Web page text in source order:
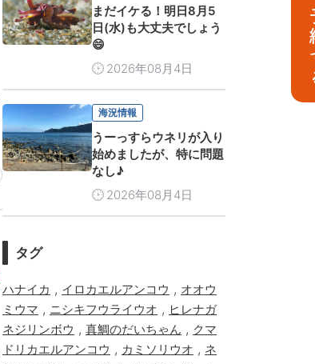
まだイケる！明日8月5
日(水)も大丈夫でしょう
😄
2026年08月4日
海況情報
うーっすらウネリが入り
始めましたが、特に問題
なし♪
2026年08月4日
タグ
ハナイカ , イロカエルアンコウ , オオウ
ミウマ , ニシキフウライウオ , ヒレナガ
ネジリンボウ , 真鯛のだいちゃん , クマ
ドリカエルアンコウ , カミソリウオ , ネ